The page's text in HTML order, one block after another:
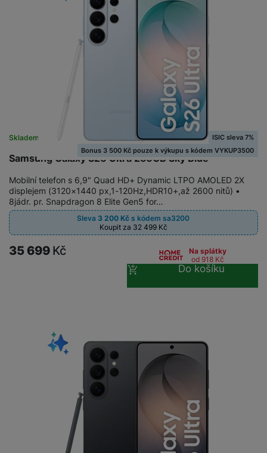
Samsung Galaxy S26 Ultra 256GB Sky Blue
Skladem na 1 prodejně
ISIC sleva 7%
Bonus 3 500 Kč pouze k výkupu s kódem VYKUP3500
Mobilní telefon s 6,9" Quad HD+ Dynamic LTPO AMOLED 2X
displejem (3120×1440 px,1-120Hz,HDR10+,až 2600 nitů) •
8jádr. pr. Snapdragon 8 Elite Gen5 for…
Sleva 3 200Kč s kódemsa3200
Koupit za 32 499 Kč
35 699 Kč
Na splátky
od 918 Kč
Do košíku